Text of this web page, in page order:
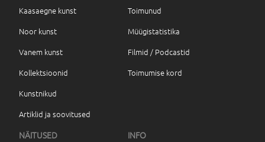
Kaasaegne kunst
Noor kunst
Vanem kunst
Kollektsioonid
Kunstnikud
Artiklid ja soovitused
Toimunud
Müügistatistika
Filmid / Podcastid
Toimumise kord
NÄITUSED INFO